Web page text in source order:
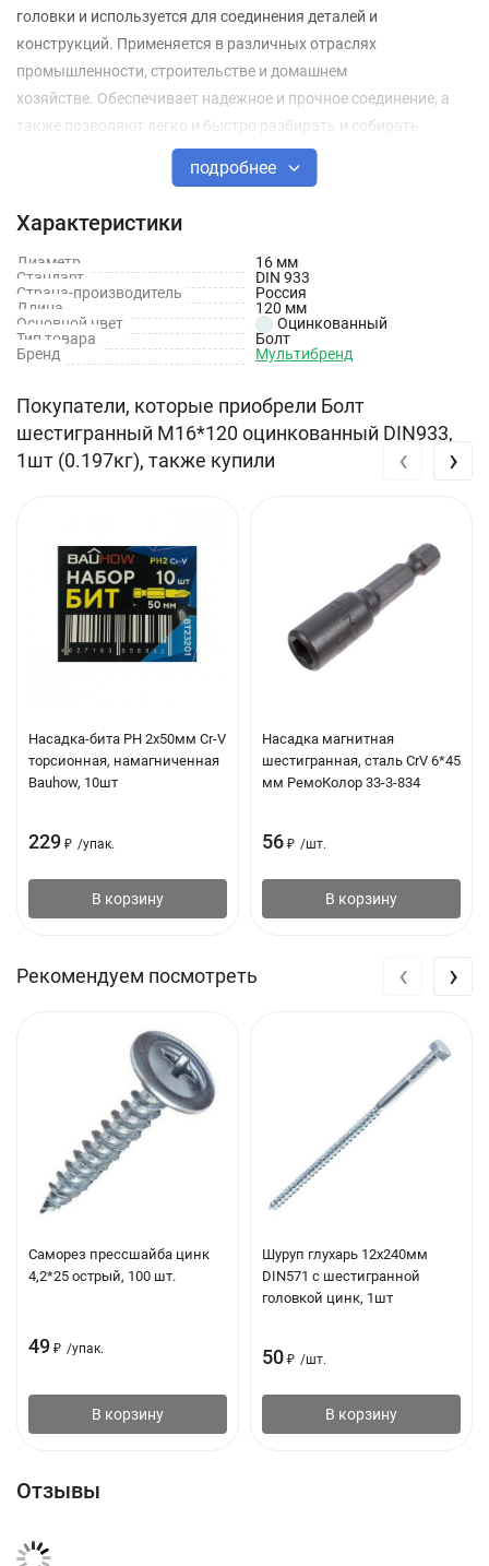
головки и используется для соединения деталей и
конструкций. Применяется в различных отраслях
промышленности, строительстве и домашнем
хозяйстве. Обеспечивает надежное и прочное соединение, а
также позволяют легко и быстро разбирать и собирать
Материал: Сталь
Стандарт: DIN 933
Длина: 120 мм
Диаметр: 16 мм
подробнее
Характеристики
Диаметр
16 мм
Стандарт
DIN 933
Страна-производитель
Россия
Длина
120 мм
Основной цвет
Оцинкованный
Тип товара
Болт
Бренд
Мультибренд
Покупатели, которые приобрели Болт
шестигранный М16*120 оцинкованный DIN933,
1шт (0.197кг), также купили
Насадка-бита PH 2х50мм Cr-V
торсионная, намагниченная
Bauhow, 10шт
229 ₽ /упак.
В корзину
Насадка магнитная
шестигранная, сталь CrV 6*45
мм РемоКолор 33-3-834
56 ₽ /шт.
В корзину
‹ ›
Рекомендуем посмотреть
Саморез прессшайба цинк
4,2*25 острый, 100 шт.
49 ₽ /упак.
В корзину
Шуруп глухарь 12х240мм
DIN571 с шестигранной
головкой цинк, 1шт
50 ₽ /шт.
В корзину
‹ ›
Отзывы